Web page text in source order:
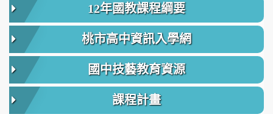
12年國教課程綱要
桃市高中資訊入學網
國中技藝教育資源
課程計畫